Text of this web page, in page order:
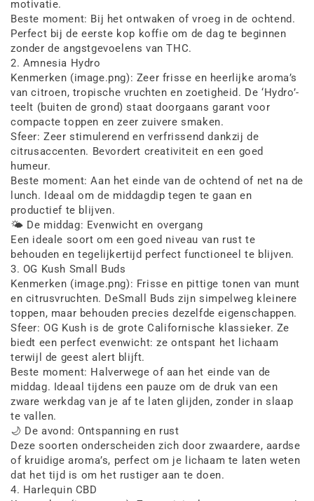
motivatie.
Beste moment: Bij het ontwaken of vroeg in de ochtend.
Perfect bij de eerste kop koffie om de dag te beginnen
zonder de angstgevoelens van THC.
2. Amnesia Hydro
Kenmerken (image.png): Zeer frisse en heerlijke aroma’s
van citroen, tropische vruchten en zoetigheid. De ‘Hydro’-
teelt (buiten de grond) staat doorgaans garant voor
compacte toppen en zeer zuivere smaken.
Sfeer: Zeer stimulerend en verfrissend dankzij de
citrusaccenten. Bevordert creativiteit en een goed
humeur.
Beste moment: Aan het einde van de ochtend of net na de
lunch. Ideaal om de middagdip tegen te gaan en
productief te blijven.
🌤️ De middag: Evenwicht en overgang
Een ideale soort om een goed niveau van rust te
behouden en tegelijkertijd perfect functioneel te blijven.
3. OG Kush Small Buds
Kenmerken (image.png): Frisse en pittige tonen van munt
en citrusvruchten. DeSmall Buds zijn simpelweg kleinere
toppen, maar behouden precies dezelfde eigenschappen.
Sfeer: OG Kush is de grote Californische klassieker. Ze
biedt een perfect evenwicht: ze ontspant het lichaam
terwijl de geest alert blijft.
Beste moment: Halverwege of aan het einde van de
middag. Ideaal tijdens een pauze om de druk van een
zware werkdag van je af te laten glijden, zonder in slaap
te vallen.
🌙 De avond: Ontspanning en rust
Deze soorten onderscheiden zich door zwaardere, aardse
of kruidige aroma’s, perfect om je lichaam te laten weten
dat het tijd is om het rustiger aan te doen.
4. Harlequin CBD